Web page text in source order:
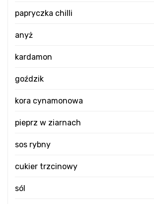
papryczka chilli
anyż
kardamon
goździk
kora cynamonowa
pieprz w ziarnach
sos rybny
cukier trzcinowy
sól